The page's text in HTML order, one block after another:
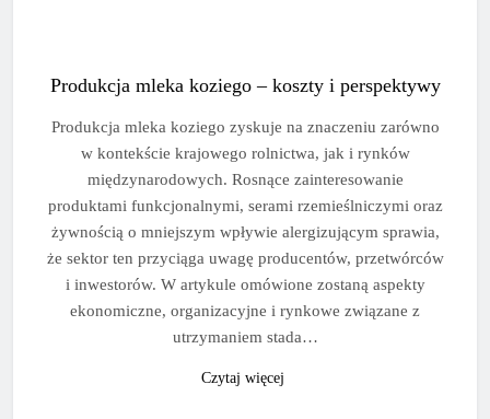
Produkcja mleka koziego – koszty i perspektywy
Produkcja mleka koziego zyskuje na znaczeniu zarówno
w kontekście krajowego rolnictwa, jak i rynków
międzynarodowych. Rosnące zainteresowanie
produktami funkcjonalnymi, serami rzemieślniczymi oraz
żywnością o mniejszym wpływie alergizującym sprawia,
że sektor ten przyciąga uwagę producentów, przetwórców
i inwestorów. W artykule omówione zostaną aspekty
ekonomiczne, organizacyjne i rynkowe związane z
utrzymaniem stada…
Czytaj więcej